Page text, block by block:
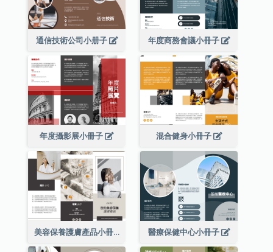
通信技術公司小册子 年度商務會議小冊子
年度攝影展小冊子 混合健身小冊子
美容保養護膚產品小冊子 醫療保健中心小冊子